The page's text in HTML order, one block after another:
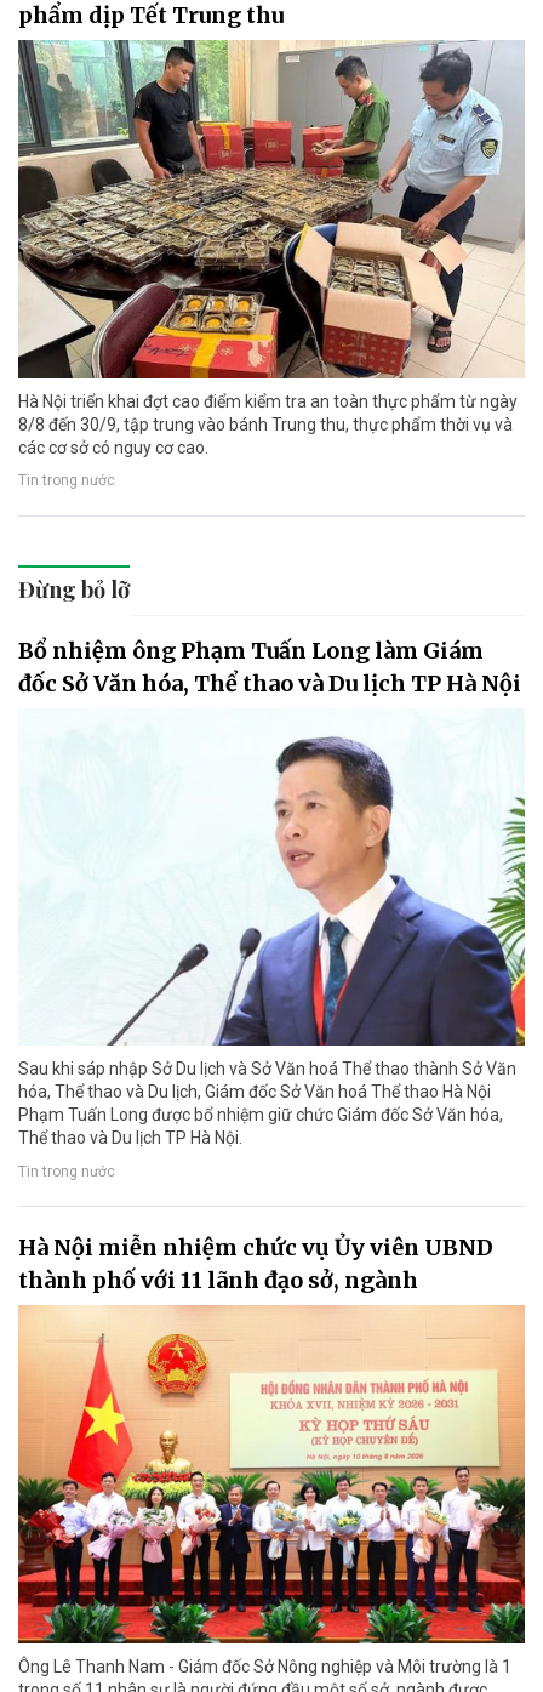
phẩm dịp Tết Trung thu
Hà Nội triển khai đợt cao điểm kiểm tra an toàn thực phẩm từ ngày
8/8 đến 30/9, tập trung vào bánh Trung thu, thực phẩm thời vụ và
các cơ sở có nguy cơ cao.
Tin trong nước
Đừng bỏ lỡ
Bổ nhiệm ông Phạm Tuấn Long làm Giám
đốc Sở Văn hóa, Thể thao và Du lịch TP Hà Nội
Sau khi sáp nhập Sở Du lịch và Sở Văn hoá Thể thao thành Sở Văn
hóa, Thể thao và Du lịch, Giám đốc Sở Văn hoá Thể thao Hà Nội
Phạm Tuấn Long được bổ nhiệm giữ chức Giám đốc Sở Văn hóa,
Thể thao và Du lịch TP Hà Nội.
Tin trong nước
Hà Nội miễn nhiệm chức vụ Ủy viên UBND
thành phố với 11 lãnh đạo sở, ngành
Ông Lê Thanh Nam - Giám đốc Sở Nông nghiệp và Môi trường là 1